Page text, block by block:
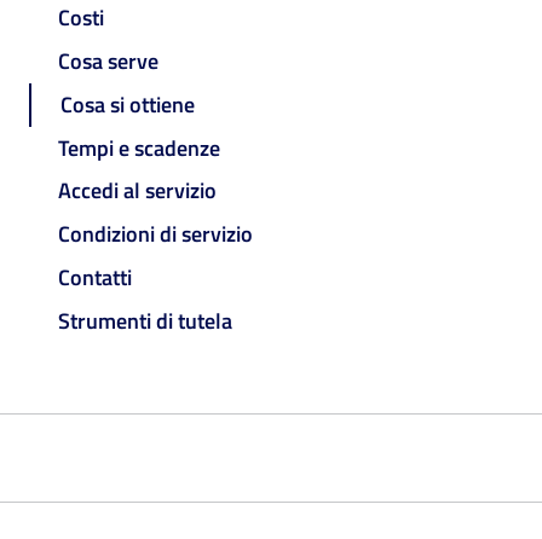
Costi
Cosa serve
Cosa si ottiene
Tempi e scadenze
Accedi al servizio
Condizioni di servizio
Contatti
Strumenti di tutela